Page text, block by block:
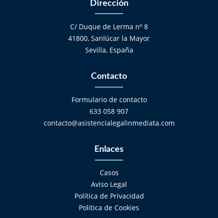
Dirección
C/ Duque de Lerma nº 8
41800, Sanlúcar la Mayor
Sevilla, España
Contacto
Formulario de contacto
633 058 907
contacto@asistencialegalinmediata.com
Enlaces
Casos
Aviso Legal
Política de Privacidad
Política de Cookies